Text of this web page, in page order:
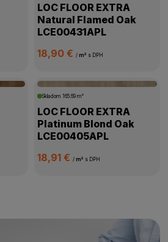
LOC FLOOR EXTRA
Natural Flamed Oak
LCE00431APL
18,90 € / m² s DPH
Skladom 165.69 m²
LOC FLOOR EXTRA
Platinum Blond Oak
LCE00405APL
18,91 € / m² s DPH